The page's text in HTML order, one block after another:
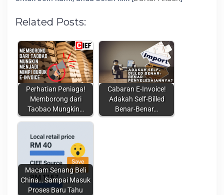
Related Posts:
Perhatian Peniaga!
Memborong dari
Taobao Mungkin…
Cabaran E-Invoice!
Adakah Self-Billed
Benar-Benar…
Macam Senang Beli
China… Sampai Masuk
Proses Baru Tahu